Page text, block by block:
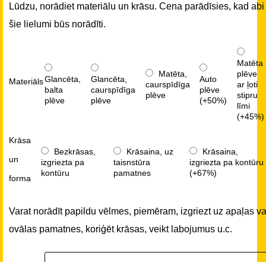
Lūdzu, norādiet materiālu un krāsu. Cena parādīsies, kad abi
šie lielumi būs norādīti.
MateriālsGlancēta,
balta
plēve
Glancēta,
caurspīdīga
plēve
Matēta,
caurspīdīga
plēve
Auto
plēve
(+50%)
Matēta
plēve
ar ļoti
stipru
līmi
(+45%)
Krāsa
un
forma
Bezkrāsas,
izgriezta pa
kontūru
Krāsaina, uz
taisnstūra
pamatnes
Krāsaina,
izgriezta pa kontūru
(+67%)
Varat norādīt papildu vēlmes, piemēram, izgriezt uz apaļas
ovālas pamatnes, koriģēt krāsas, veikt labojumus u.c.